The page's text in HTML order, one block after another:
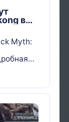
в
Myth: